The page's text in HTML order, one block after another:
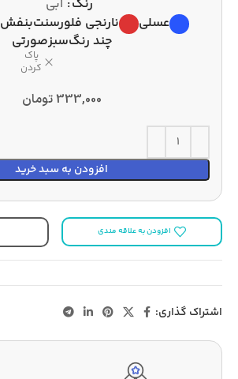
رنگ آبی
عسلی
نارنجی فلورسنتبنفش
چند رنگسبزصورتی
پاک
کردن
333,000تومان
افزودن به سبد خرید
افزودن به علاقه مندی
اشتراک گذاری: